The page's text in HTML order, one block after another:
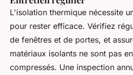
L'isolation thermique nécessite
pour rester efficace. Vérifiez
de fenêtres et de portes, et
matériaux isolants ne sont pas
compressés. Une inspection